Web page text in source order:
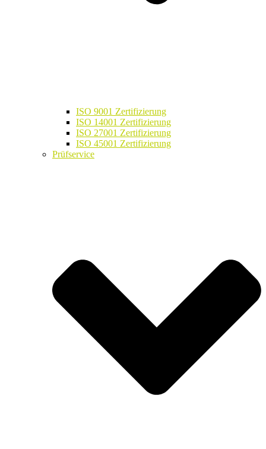
ISO 9001 Zertifizierung
ISO 14001 Zertifizierung
ISO 27001 Zertifizierung
ISO 45001 Zertifizierung
Prüfservice